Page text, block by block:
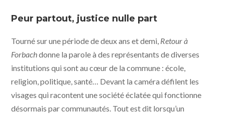
Peur partout, justice nulle part
Tourné sur une période de deux ans et demi, Retour à
Forbachdonne la parole à des représentants de diverses
institutions qui sont au cœur de la commune : école,
religion, politique, santé… Devant la caméra défilent les
visages qui racontent une société éclatée qui fonctionne
désormais par communautés. Tout est dit lorsqu’un